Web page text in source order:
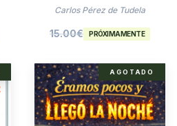
Carlos Pérez de Tudela
15.00€ PRÓXIMAMENTE
AGOTADO